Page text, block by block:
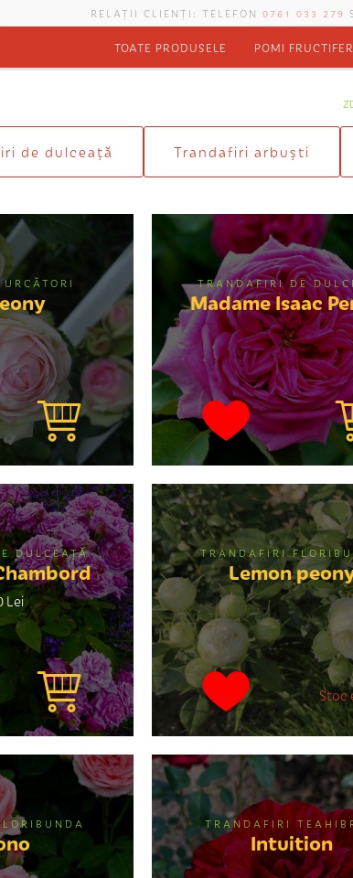
RELAȚII CLIENȚI: TELEFON 0761 033 279
TOATE PRODUSELE POMI
de dulceaţă Trandafiri arbuști
TRANDAFIRI DE
Madame Isaac
DULCEAŢĂ
Lei
TRANDAFIRI
Lemon
Stoc
TRANDAFIRI
Intuition